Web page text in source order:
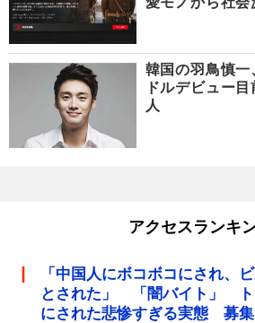
韓国の羽鳥慎
ドルデビュー
人
アクセスランキ
「中国人にボコボコにされ、
とされた」 「闇バイト」 ト
にされた悲惨すぎる実態 募集